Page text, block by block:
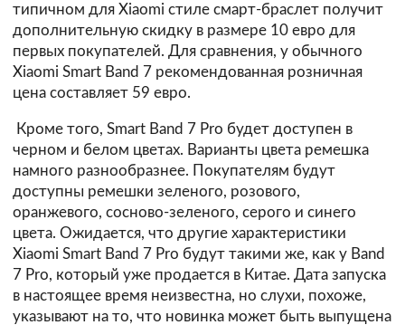
типичном для Xiaomi стиле смарт-браслет получит
дополнительную скидку в размере 10 евро для
первых покупателей. Для сравнения, у обычного
Xiaomi Smart Band 7 рекомендованная розничная
цена составляет 59 евро.
Кроме того, Smart Band 7 Pro будет доступен в
черном и белом цветах. Варианты цвета ремешка
намного разнообразнее. Покупателям будут
доступны ремешки зеленого, розового,
оранжевого, сосново-зеленого, серого и синего
цвета. Ожидается, что другие характеристики
Xiaomi Smart Band 7 Pro будут такими же, как у Band
7 Pro, который уже продается в Китае. Дата запуска
в настоящее время неизвестна, но слухи, похоже,
указывают на то, что новинка может быть выпущена